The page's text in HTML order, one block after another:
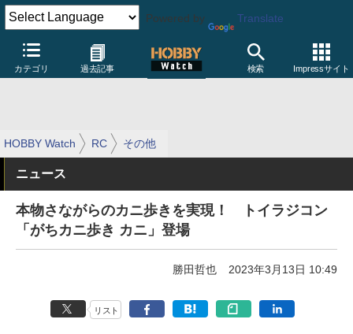
Powered by Translate
カテゴリ 過去記事 検索 Impressサイト
HOBBY Watch RC その他
ニュース
本物さながらのカニ歩きを実現！ トイラジコン
「がちカニ歩き カニ」登場
勝田哲也 2023年3月13日 10:49
リスト